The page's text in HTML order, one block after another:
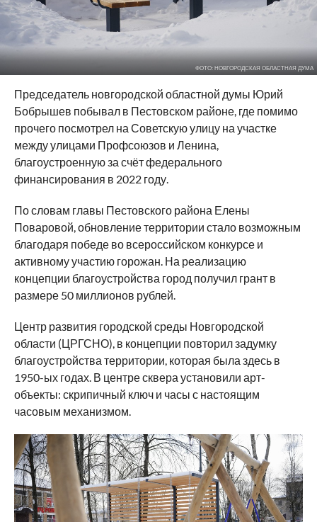
ФОТО: НОВГОРОДСКАЯ ОБЛАСТНАЯ ДУМА
Председатель новгородской областной думы Юрий
Бобрышев побывал в Пестовском районе, где помимо
прочего посмотрел на Советскую улицу на участке
между улицами Профсоюзов и Ленина,
благоустроенную за счёт федерального
финансирования в 2022 году.
По словам главы Пестовского района Елены
Поваровой, обновление территории стало возможным
благодаря победе во всероссийском конкурсе и
активному участию горожан. На реализацию
концепции благоустройства город получил грант в
размере 50 миллионов рублей.
Центр развития городской среды Новгородской
области (ЦРГСНО), в концепции повторил задумку
благоустройства территории, которая была здесь в
1950-ых годах. В центре сквера установили арт-
объекты: скрипичный ключ и часы с настоящим
часовым механизмом.